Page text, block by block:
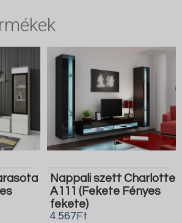
Nappali szett Charlotte
A111 (Fekete Fényes
fekete)
4.567Ft